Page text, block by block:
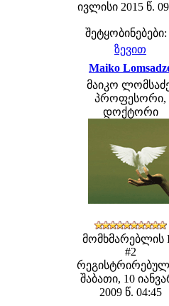
ივლისი 2015 წ.
შეტყობინებები:
ზევით
Maiko
მაიკო
პროფესორი,
დოქტორი
მომხმარებლის
#2
შაბათი, 10
2009 წ. 04:45